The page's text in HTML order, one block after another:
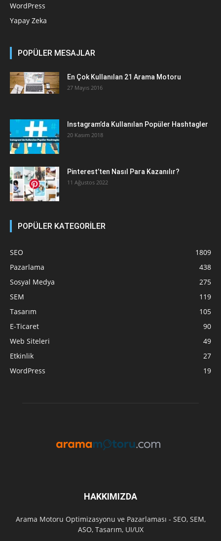
WordPress
Yapay Zeka
POPÜLER MESAJLAR
En Çok Kullanılan 21 Arama Motoru
27 Mayıs 2016
Instagram’da Kullanılan Popüler Hashtagler
20 Kasım 2018
Pinterest’ten Nasıl Para Kazanılır?
11 Ağustos 2022
POPÜLER KATEGORİLER
SEO
1809
Pazarlama
438
Sosyal Medya
275
SEM
119
Tasarım
105
E-Ticaret
90
Web Siteleri
49
Etkinlik
27
WordPress
19
HAKKIMIZDA
Arama Motoru Optimizasyonu ve Pazarlaması - SEO, SEM,
ASO, Tasarım, UI/UX